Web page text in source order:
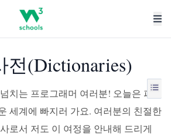
전(Dictionaries)
치는 프로그래머 여러분! 오늘은 파
세계에 빠지러 가요. 여러분의 친절한
로서 저도 이 여정을 안내해 드리게